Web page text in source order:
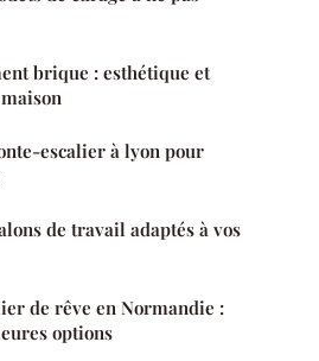
brique : esthétique et
escalier à lyon pour
de travail adaptés à vos
de rêve en Normandie :
options